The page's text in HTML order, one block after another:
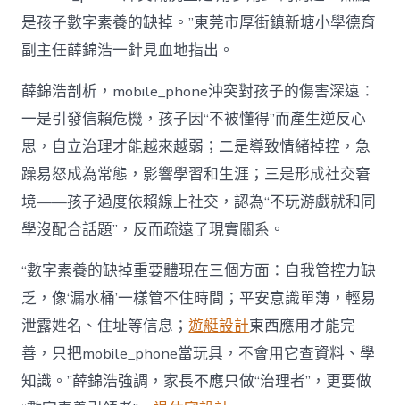
是孩子數字素養的缺掉。”東莞市厚街鎮新塘小學德育
副主任薛錦浩一針見血地指出。
薛錦浩剖析，mobile_phone沖突對孩子的傷害深遠：
一是引發信賴危機，孩子因“不被懂得”而產生逆反心
思，自立治理才能越來越弱；二是導致情緒掉控，急
躁易怒成為常態，影響學習和生涯；三是形成社交窘
境——孩子過度依賴線上社交，認為“不玩游戲就和同
學沒配合話題”，反而疏遠了現實關系。
“數字素養的缺掉重要體現在三個方面：自我管控力缺
乏，像‘漏水桶’一樣管不住時間；平安意識單薄，輕易
泄露姓名、住址等信息；遊艇設計東西應用才能完
善，只把mobile_phone當玩具，不會用它查資料、學
知識。”薛錦浩強調，家長不應只做“治理者”，更要做